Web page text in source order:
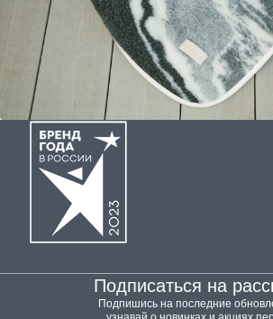
Подписаться на
Подпишись на последние